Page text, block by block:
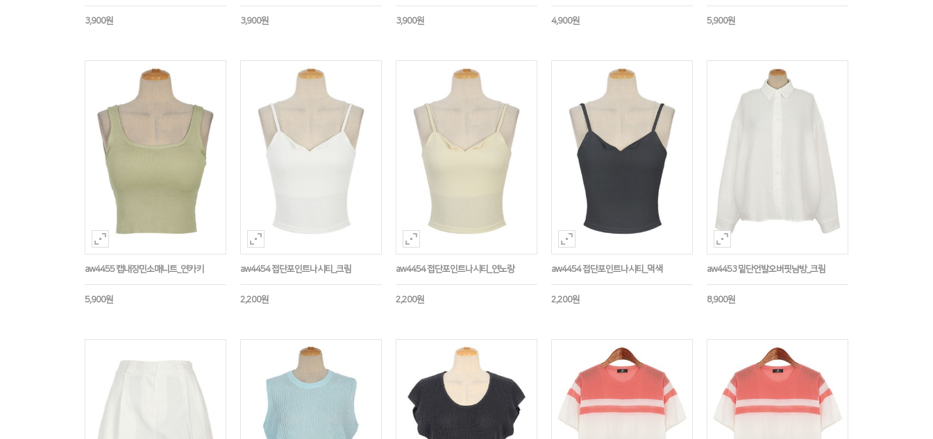
3,900원 3,900원 3,900원 4,900원 5,900원
aw4455 캡내장민소매니트_연카키
5,900원
aw4454 접단포인트나시티_크림
2,200원
aw4454 접단포인트나시티_연노랑
2,200원
aw4454 접단포인트나시티_먹색
2,200원
aw4453 밑단언발오버핏남방_크림
8,900원